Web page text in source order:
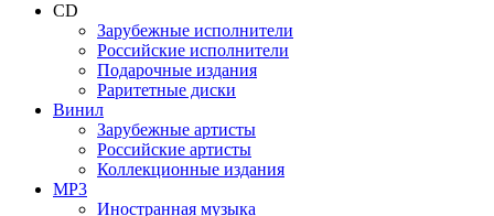
CD
Зарубежные исполнители
Российские исполнители
Подарочные издания
Раритетные диски
Винил
Зарубежные артисты
Российские артисты
Коллекционные издания
MP3
Иностранная музыка